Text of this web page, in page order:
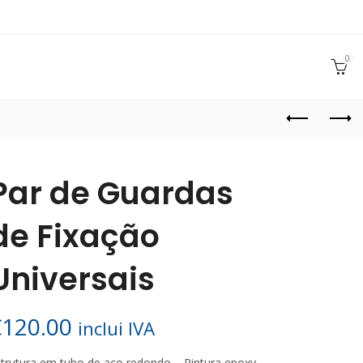
0
de Guardas
Fixação
120.00 inclui IVA